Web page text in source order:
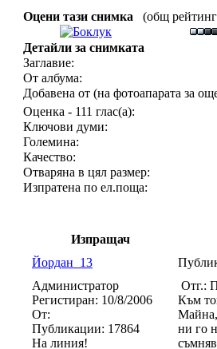
Оцени тази снимка
(общ рейтинг
Детайли за снимката
Заглавие:
От албума:
Добавена от (на фотоапарата за
Оценка - 111 глас(а):
Ключови думи:
Големина:
Качество:
Отваряна в цял размер:
Изпратена по ел.поща:
Изпращач
Йордан_13
Администратор
Регистиран: 10/8/2006
От:
Публикации: 17864
На линия!
Отг.:
Към
Майна,
ни го